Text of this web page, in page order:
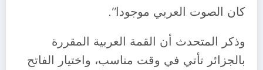
كان الصوت العربي موجودا”.
وذكر المتحدث أن القمة العربية المقررة
بالجزائر تأتي في وقت مناسب، واختيار الفاتح